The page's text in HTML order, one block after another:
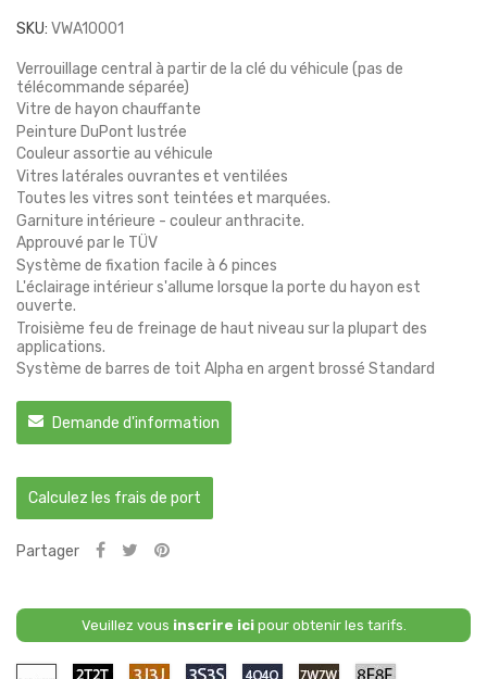
SKU: VWA10001
Verrouillage central à partir de la clé du véhicule (pas de
télécommande séparée)
Vitre de hayon chauffante
Peinture DuPont lustrée
Couleur assortie au véhicule
Vitres latérales ouvrantes et ventilées
Toutes les vitres sont teintées et marquées.
Garniture intérieure - couleur anthracite.
Approuvé par le TÜV
Système de fixation facile à 6 pinces
L'éclairage intérieur s'allume lorsque la porte du hayon est
ouverte.
Troisième feu de freinage de haut niveau sur la plupart des
applications.
Système de barres de toit Alpha en argent brossé Standard
Demande d'information
Calculez les frais de port
Partager
Veuillez vous inscrire icipour obtenir les tarifs.
Primaire
2T2T
3J3J
3S3S
4Q4Q
7W7W